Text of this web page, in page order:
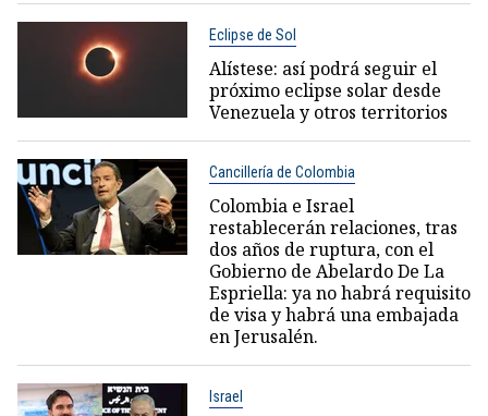
Eclipse de Sol
Alístese: así podrá seguir el
próximo eclipse solar desde
Venezuela y otros territorios
Cancillería de Colombia
Colombia e Israel
restablecerán relaciones, tras
dos años de ruptura, con el
Gobierno de Abelardo De La
Espriella: ya no habrá requisito
de visa y habrá una embajada
en Jerusalén.
Israel